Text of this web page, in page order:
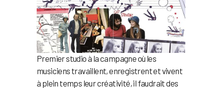
Premier studio à la campagne où les
musiciens travaillent, enregistrent et vivent
à plein temps leur créativité, il faudrait des